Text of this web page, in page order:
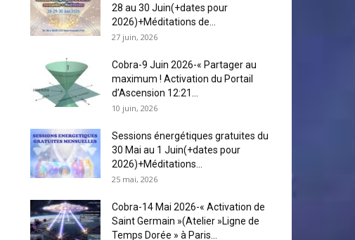
28 au 30 Juin(+dates pour
2026)+Méditations de...
27 juin, 2026
Cobra-9 Juin 2026-« Partager au
maximum ! Activation du Portail
d’Ascension 12:21...
10 juin, 2026
Sessions énergétiques gratuites du
30 Mai au 1 Juin(+dates pour
2026)+Méditations...
25 mai, 2026
Cobra-14 Mai 2026-« Activation de
Saint Germain »(Atelier »Ligne de
Temps Dorée » à Paris...